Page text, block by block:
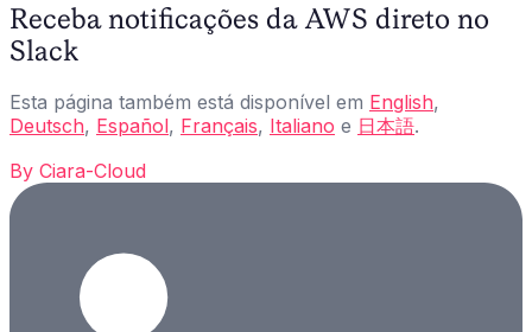
Receba notificações da AWS direto no
Slack
Esta página também está disponível em English,
Deutsch, Español, Français, Italiano e 日本語.
By Ciara-Cloud